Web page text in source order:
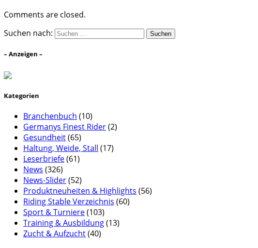
Comments are closed.
Suchen nach:
– Anzeigen –
Kategorien
Branchenbuch (10)
Germanys Finest Rider(2)
Gesundheit(65)
Haltung, Weide, Stall (17)
Leserbriefe(61)
News (326)
News-Slider(52)
Produktneuheiten & Highlights (56)
Riding Stable Verzeichnis (60)
Sport & Turniere(103)
Training & Ausbildung(13)
Zucht & Aufzucht(40)